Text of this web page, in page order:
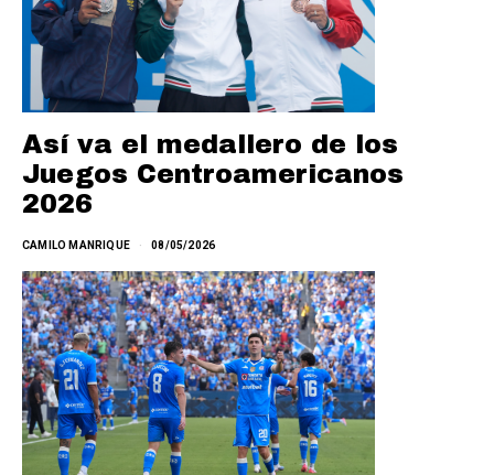
Así va el medallero de los
Juegos Centroamericanos
2026
CAMILO MANRIQUE 08/05/2026